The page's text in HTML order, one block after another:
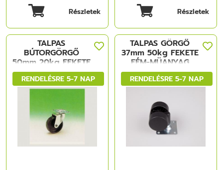
Részletek Részletek
RENDELÉSRE 5-7 NAP
TALPAS
BÚTORGÖRGŐ
50mm 20kg FEKETE
FÉM-MÜANYAG
RENDELÉSRE 5-7 NAP
TALPAS GÖRGŐ
37mm 50kg FEKETE
FÉM-MÜANYAG